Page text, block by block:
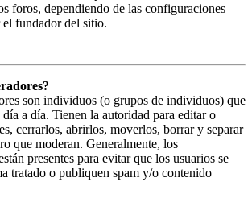
foros, dependiendo de las configuraciones
el fundador del sitio.
son individuos (o grupos de individuos) que
a día. Tienen la autoridad para editar o
cerrarlos, abrirlos, moverlos, borrar y separar
que moderan. Generalmente, los
presentes para evitar que los usuarios se
tratado o publiquen spam y/o contenido